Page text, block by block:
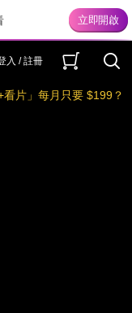
入 / 註冊
看片」每月只要 $199？